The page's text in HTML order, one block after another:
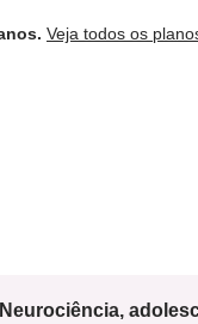
Veja todos os